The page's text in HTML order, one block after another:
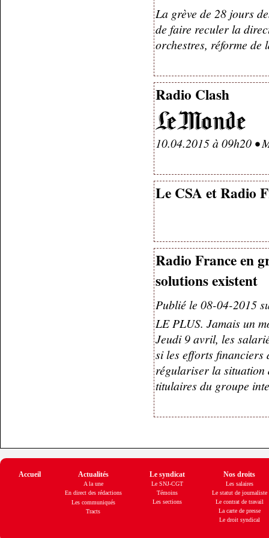
La grève de 28 jours
de faire reculer la
orchestres, réforme
Radio Clash
10.04.2015 à 09h20 •
Le CSA et Radio
Radio France en
solutions existent
Publié le 08-04-2015
LE PLUS. Jamais un
Jeudi 9 avril, les
si les efforts financiers
régulariser la situation
titulaires du groupe
Accueil Actualités Le syndicat Nos droits
A la une
En direct des rédactions
Les communiqués
Tracts
Le SNJ-CGT
Témoins
Les sections
Les salaires
Le statut de journaliste
Le contrat de travail
La carte de presse
Le droit syndical